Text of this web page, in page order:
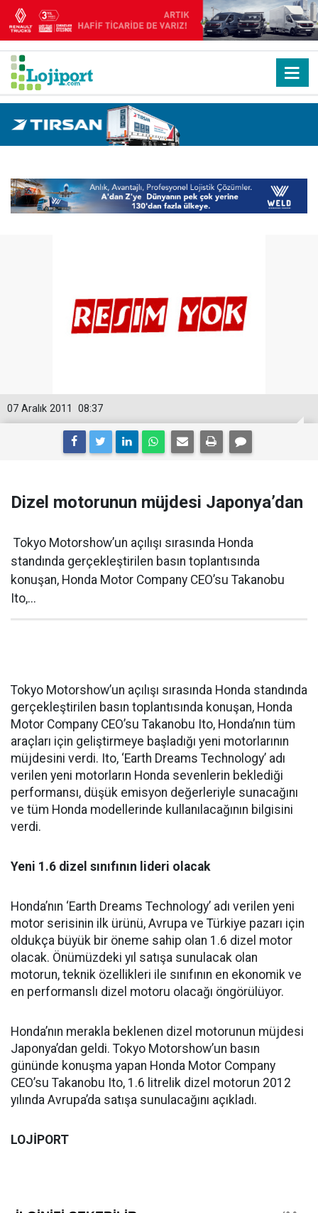
08:37
07 Aralık 2011
Dizel motorunun müjdesi Japonya’dan
Tokyo Motorshow’un açılışı sırasında Honda
standında gerçekleştirilen basın toplantısında
konuşan, Honda Motor Company CEO’su Takanobu
Ito,...
Tokyo Motorshow’un açılışı sırasında Honda standında
gerçekleştirilen basın toplantısında konuşan, Honda
Motor Company CEO’su Takanobu Ito, Honda’nın tüm
araçları için geliştirmeye başladığı yeni motorlarının
müjdesini verdi. Ito, ‘Earth Dreams Technology’ adı
verilen yeni motorların Honda sevenlerin beklediği
performansı, düşük emisyon değerleriyle sunacağını
ve tüm Honda modellerinde kullanılacağının bilgisini
verdi.
Yeni 1.6 dizel sınıfının lideri olacak
Honda’nın ‘Earth Dreams Technology’ adı verilen yeni
motor serisinin ilk ürünü, Avrupa ve Türkiye pazarı için
oldukça büyük bir öneme sahip olan 1.6 dizel motor
olacak. Önümüzdeki yıl satışa sunulacak olan
motorun, teknik özellikleri ile sınıfının en ekonomik ve
en performanslı dizel motoru olacağı öngörülüyor.
Honda’nın merakla beklenen dizel motorunun müjdesi
Japonya’dan geldi. Tokyo Motorshow’un basın
gününde konuşma yapan Honda Motor Company
CEO’su Takanobu Ito, 1.6 litrelik dizel motorun 2012
yılında Avrupa’da satışa sunulacağını açıkladı.
LOJİPORT